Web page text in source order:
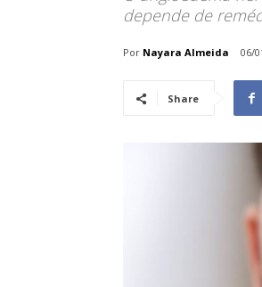
depende de
Por Nayara Almeida 06/
Share